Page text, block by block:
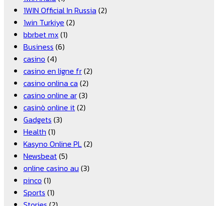
1WIN Official In Russia (2)
1win Turkiye (2)
bbrbet mx(1)
Business (6)
casino (4)
casino en ligne fr(2)
casino onlina ca (2)
casino online ar(3)
casinò online it(2)
Gadgets (3)
Health (1)
Kasyno Online PL(2)
Newsbeat(5)
online casino au (3)
pinco (1)
Sports (1)